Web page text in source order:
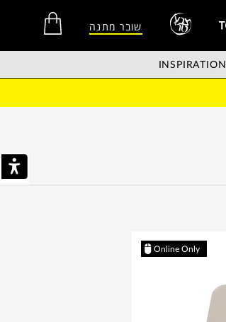
שובר מתנה
INSPIRATION
Online Only